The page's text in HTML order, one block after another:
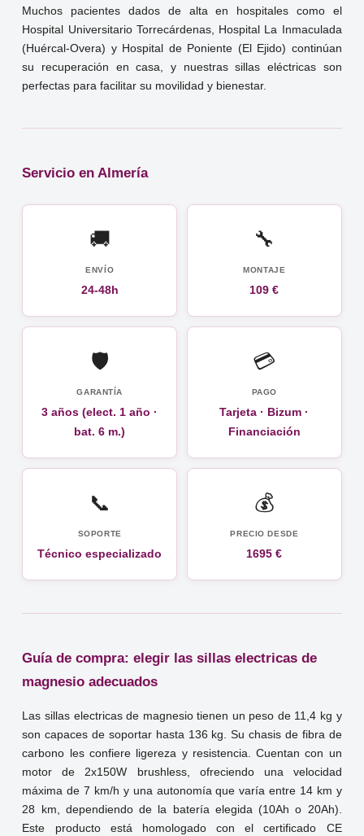
Muchos pacientes dados de alta en hospitales como el
Hospital Universitario Torrecárdenas, Hospital La Inmaculada
(Huércal-Overa) y Hospital de Poniente (El Ejido) continúan
su recuperación en casa, y nuestras sillas eléctricas son
perfectas para facilitar su movilidad y bienestar.
Servicio en Almería
🚚
ENVÍO
24-48h
🔧
MONTAJE
109 €
🛡️
GARANTÍA
3 años (elect. 1 año ·
bat. 6 m.)
💳
PAGO
Tarjeta · Bizum ·
Financiación
📞
SOPORTE
Técnico especializado
💰
PRECIO DESDE
1695 €
Guía de compra: elegir las sillas electricas de
magnesio adecuados
Las sillas electricas de magnesio tienen un peso de 11,4 kg y
son capaces de soportar hasta 136 kg. Su chasis de fibra de
carbono les confiere ligereza y resistencia. Cuentan con un
motor de 2x150W brushless, ofreciendo una velocidad
máxima de 7 km/h y una autonomía que varía entre 14 km y
28 km, dependiendo de la batería elegida (10Ah o 20Ah).
Este producto está homologado con el certificado CE